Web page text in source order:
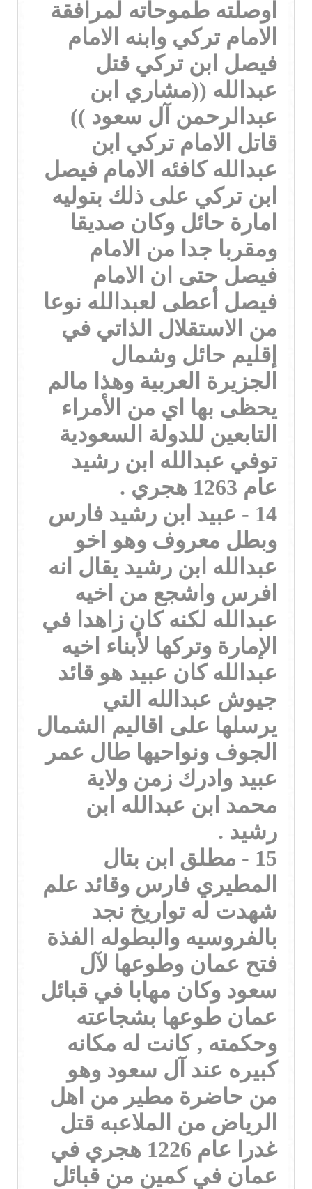
اوصلته طموحاته لمرافقة
الامام تركي وابنه الامام
فيصل ابن تركي قتل
عبدالله ((مشاري ابن
عبدالرحمن آل سعود ))
قاتل الامام تركي ابن
عبدالله كافئه الامام فيصل
ابن تركي على ذلك بتوليه
امارة حائل وكان صديقا
ومقربا جدا من الامام
فيصل حتى ان الامام
فيصل أعطى لعبدالله نوعا
من الاستقلال الذاتي في
إقليم حائل وشمال
الجزيرة العربية وهذا مالم
يحظى بها اي من الأمراء
التابعين للدولة السعودية
توفي عبدالله ابن رشيد
عام 1263 هجري .
14 - عبيد ابن رشيد فارس
وبطل معروف وهو اخو
عبدالله ابن رشيد يقال انه
افرس واشجع من اخيه
عبدالله لكنه كان زاهدا في
الإمارة وتركها لأبناء اخيه
عبدالله كان عبيد هو قائد
جيوش عبدالله التي
يرسلها على اقاليم الشمال
الجوف ونواحيها طال عمر
عبيد وادرك زمن ولاية
محمد ابن عبدالله ابن
رشيد .
15 - مطلق ابن بتال
المطيري فارس وقائد علم
شهدت له تواريخ نجد
بالفروسيه والبطوله الفذة
فتح عمان وطوعها لآل
سعود وكان مهابا في قبائل
عمان طوعها بشجاعته
وحكمته , كانت له مكانه
كبيره عند آل سعود وهو
من حاضرة مطير من اهل
الرياض من الملاعبه قتل
غدرا عام 1226 هجري في
عمان في كمين من قبائل